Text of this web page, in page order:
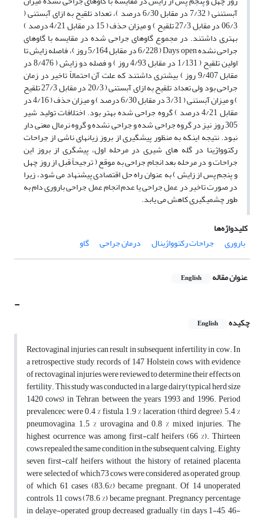
آبستننی ( 7/32 در مقابل 6/30 درصد )، تعداد تلقیح به ازای آبستنی (
06/3 در مقابل 27/3 تلقیح ) و میزان حذف ( 15 در مقابل 4/21 درصد )
بهتری داشتند. در مجموع گاوهای جراحی شده در مقایسه با گاوهای
جراحی نشده Days open ( 6/228 در مقابل 5/164 روز )، فاصله زایش تا
اولین تلقیح ( 1/131 در مقابل 4/93 روز ) و فصله دو زایش ( 8/476 در
مقابل 9/407 روز ) بیشتری داشتند که علت آن احتمالاً تاخیر در زمان
جراحی بود ولی تعداد تلقیح به ازای آبستنی ( 20/3 در مقابل 27/3 تلقیح
) و میزان آبستنی ( 3/31 در مقابل 6/30 درصد ) و میزان حذف ( 4/16 در
مقابل 4/21 درصد ) گروه جراحی شده بهتر بود. اختلافات تولید شیر
305 روز نیز در گروه جراحی شده و جراحی نشده و گروه نرمال معنی دار
نبود. نتیجه اینکه به منظور پیشگیری از بروز زیانهای ناشی از جراحات
رکتوواژینا در گله های شیری در مرحله اول، پیشگری از بروز این
جراحات و در مرحله بعد انجام جراحی به موقع ( ترجیحاً قبل از روز چهل
و پنجم پس از زایش ) به عنوان راه حل اقتصادی پیشنهاد می شود، زیرا
در صورت تاخیر در عمل جراحی یا عدم انجام عمل جراحی باروری دام به
طور چشمیگیری کاهش می یابد.
کلیدواژه‌ها
باروری
جراحات رکتوواژینال درمان جراحی گاو
عنوان مقاله English
-
چکیده English
Rectovaginal injuries can result in subsequent infertility in cow. In
a retrospective study, records of 147 Holstein cows with evidence
of rectovaginal injuries were reviewed to determine their effects on
fertility. This study was conducted in a large dairy(typical herd size
1420 cows) in Tehran between the years 1993 and 1996. Period
prevalencec were 0.4 % fistula, 1.9 % laceration (third degree), 5.4 %
pneumovagina, 1.5 % urovagina and 0.8 % mixed injuries. The
highest ocurrence was among first-calf heifers (66 %). Thirteen
cows repealed the same condition in the subsequent calving. Eighty
seven first-calf heifers without the history of retained placenta
were selected of which,73 cows were considered as operated group,
of which 61 cases (83.6%) became pregnant. Of 14 unoperated
controls, 11 cows (78.6 %) became pregnant. Pregnancy percentage
in delaye-operated group decreased gradually (in days 1-45, 46-